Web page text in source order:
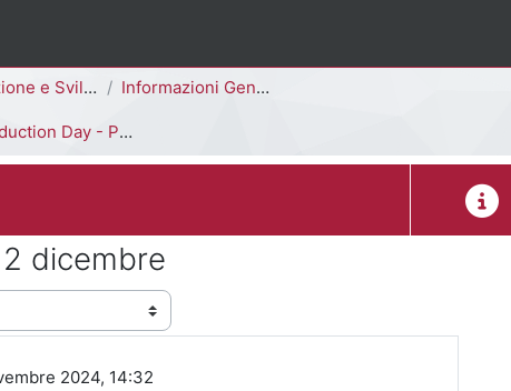
Risorse Umane [F5703R - F5701R] Informazioni Generali del Corso di Studi
Day - Promemoria 2 dicembre
dicembre
2024, 14:32